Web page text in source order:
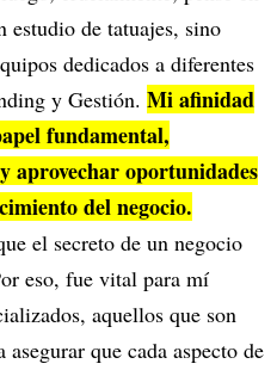
de tatuajes, sino
dedicados a diferentes
y Gestión. Mi afinidad
fundamental,
aprovechar oportunidades
del negocio.
el secreto de un negocio
eso, fue vital para mí
aquellos que son
que cada aspecto de